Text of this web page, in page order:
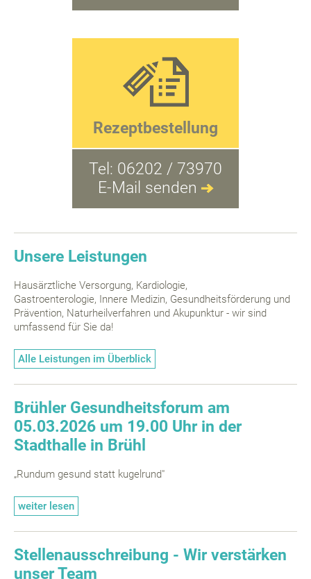
Rezeptbestellung
Tel: 06202 / 73970
E-Mail senden
Unsere Leistungen
Hausärztliche Versorgung, Kardiologie,
Gastroenterologie, Innere Medizin, Gesundheitsförderung und
Prävention, Naturheilverfahren und Akupunktur - wir sind
umfassend für Sie da!
Alle Leistungen im Überblick
Brühler Gesundheitsforum am
05.03.2026 um 19.00 Uhr in der
Stadthalle in Brühl
„Rundum gesund statt kugelrund"
weiter lesen
Stellenausschreibung - Wir verstärken
unser Team